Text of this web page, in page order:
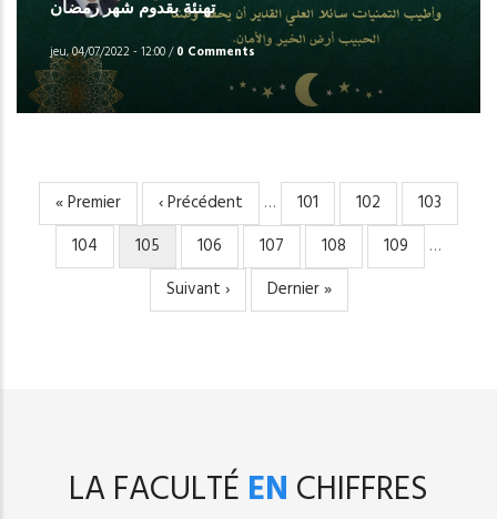
تهنئة بقدوم شهر رمضان
jeu, 04/07/2022 - 12:00/0 Comments
PAGINATION
Première
page
« Premier
Page
précédente
‹ Précédent … Page
101 Page
102 Page
103
Page
104
Page
courante
105 Page
106 Page
107 Page
108 Page
109
…
Page
suivante
Suivant ›
Dernière
page
Dernier »
LA FACULTÉ EN CHIFFRES